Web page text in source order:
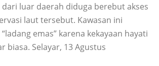
luar daerah diduga berebut akses
laut tersebut. Kawasan ini
emas” karena kekayaan hayati
biasa. Selayar, 13 Agustus